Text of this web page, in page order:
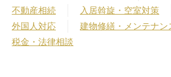
不動産相続
入居斡旋・空室対策
外国人対応
建物修繕・メンテナン
税金・法律相談